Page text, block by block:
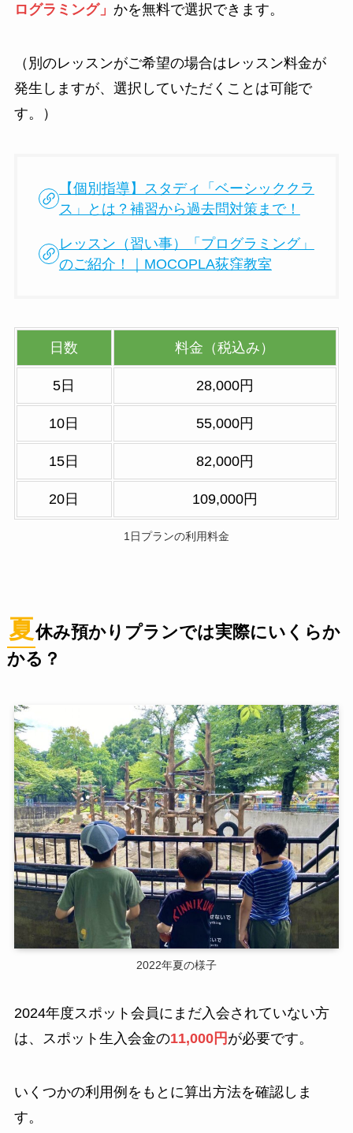
ログラミング」 かを無料で選択できます。
（別のレッスンがご希望の場合はレッスン料金が
発生しますが、選択していただくことは可能で
す。）
【個別指導】スタディ「ベーシッククラ
ス」とは？補習から過去問対策まで！
レッスン（習い事）「プログラミング」
のご紹介！｜MOCOPLA荻窪教室
日数 料金（税込み）
5日 28,000円
10日 55,000円
15日 82,000円
20日 109,000円
1日プランの利用料金
夏休み預かりプランでは実際にいくらか
かる？
2022年夏の様子
2024年度スポット会員にまだ入会されていない方
は、スポット生入会金の11,000円 が必要です。
いくつかの利用例をもとに算出方法を確認しま
す。